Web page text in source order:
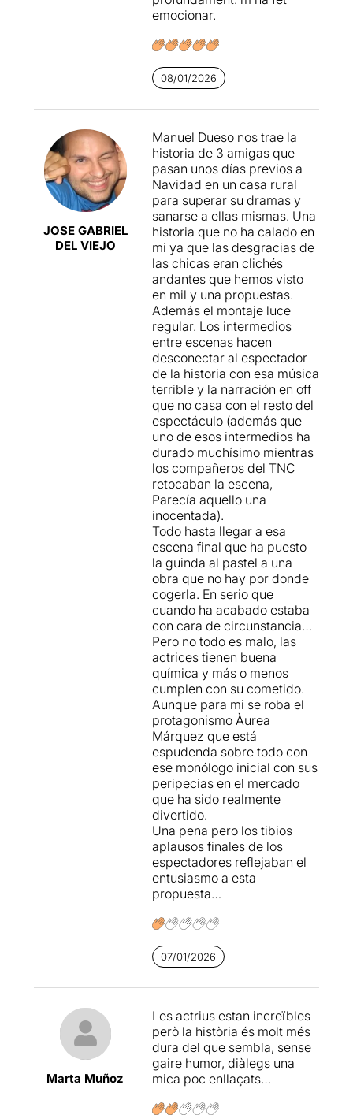
tractar-lo. Una d’elles ha
brutal i les altres dues
s’esforcen per ajudar-la i ho
fan sense massa recursos
excessos etílics.
En aquesta obra hi trobem
diverses capes de lectura.
La primera és la sororitat. La
segona capa ens mostra la
memòria i la pèrdua, la cura
i la supervivència en un món
dur en el que apareix
Samba, un alegre i ballarí
Usu Tambadouque vingut
des del Senegal en pastera
els demostra, amb una curta
i discreta aparició en
escena, que tot es pot
superar amb una actitud
positiva per mirar endavant.
En un escenari que trenca la
quarta paret, les escenes se
succeeixen utilitzant un fosc
i una veu de narrador en off
(Xot Craus) amb molta
agilitat i sense trencar el fil
narratiu. Les tres actrius
despleguen tota la seva
força i professionalitat. Vull
destacar però, una
esplèndidaÀurea Marquez
que defensa el seu paper de
víctima amb una ràbia
continguda. Els seus papers
són sempre un repte que
interpreta amb seguretat
sense treure ni una mica
l’emocionalitat del moment
com a “La dona del tercer
segona” o fa ja uns quants
anys, aPedra de Tartera.
El més interessant de l’obra
és la relació entre les tres
amigues i la seva
interpretació. Jo m’hauria
quedat amb aquesta capa
de lectura en la que Dueso ja
ens dona tema per
reflexionar. Hauria deixat el
tema de la immigració, la
diferència, l’adaptació i la
tolerància per una altra
ocasió.
emocionar.
08/01/2026
JOSE GABRIEL
DEL VIEJO
Manuel Dueso nos trae la
historia de 3 amigas que
pasan unos días previos a
Navidad en un casa rural
para superar su dramas y
sanarse a ellas mismas. Una
historia que no ha calado en
mi ya que las desgracias de
las chicas eran clichés
andantes que hemos visto
en mil y una propuestas.
Además el montaje luce
regular. Los intermedios
entre escenas hacen
desconectar al espectador
de la historia con esa música
terrible y la narración en off
que no casa con el resto del
espectáculo (además que
uno de esos intermedios ha
durado muchísimo mientras
los compañeros del TNC
retocaban la escena,
Parecía aquello una
inocentada).
Todo hasta llegar a esa
escena final que ha puesto
la guinda al pastel a una
obra que no hay por donde
cogerla. En serio que
cuando ha acabado estaba
con cara de circunstancia…
Pero no todo es malo, las
actrices tienen buena
química y más o menos
cumplen con su cometido.
Aunque para mi se roba el
protagonismo Àurea
Márquez que está
espudenda sobre todo con
ese monólogo inicial con sus
peripecias en el mercado
que ha sido realmente
divertido.
Una pena pero los tibios
aplausos finales de los
espectadores reflejaban el
entusiasmo a esta
propuesta…
07/01/2026
Marta Muñoz
Les actrius estan increïbles
però la història és molt més
dura del que sembla, sense
gaire humor, diàlegs una
mica poc enllaçats…